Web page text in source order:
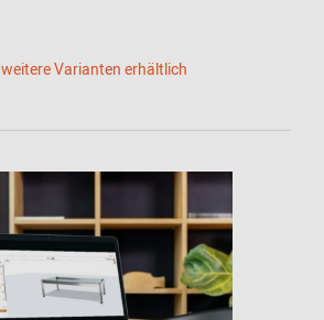
weitere Varianten erhältlich